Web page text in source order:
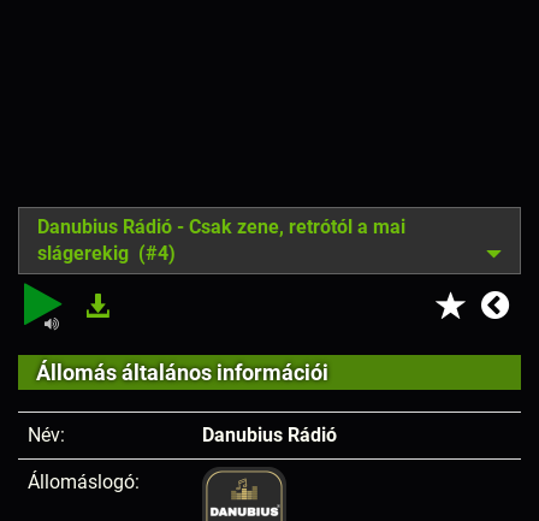
Danubius Rádió - Csak zene, retrótól a mai
slágerekig (#4)
Állomás általános információi
Név: Danubius Rádió
Állomáslogó: